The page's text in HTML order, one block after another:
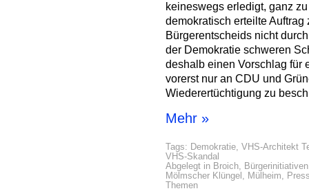
keineswegs erledigt, ganz
demokratisch erteilte
Bürgerentscheids nicht
der Demokratie schweren
deshalb einen Vorschlag für
vorerst nur an CDU und
Wiederertüchtigung zu
Mehr »
Tags: Demokratie, VHS-Architekt
VHS-Skandal
Abgelegt in Broich, Bürgerinitiativen
Mölmscher Klüngel , Mülheim,
Themen